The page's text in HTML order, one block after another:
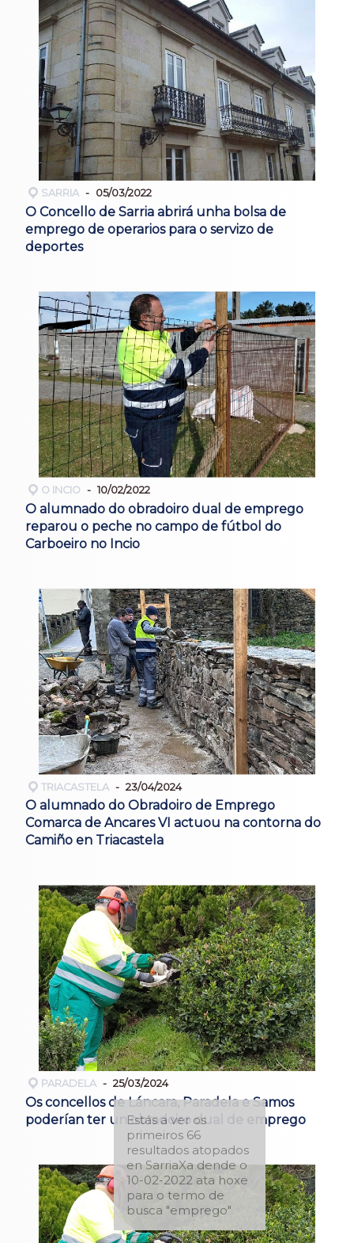
SARRIA 05/03/2022
O Concello de Sarria abrirá unha bolsa de
emprego de operarios para o servizo de
deportes
O INCIO 10/02/2022
O alumnado do obradoiro dual de emprego
reparou o peche no campo de fútbol do
Carboeiro no Incio
TRIACASTELA 23/04/2024
O alumnado do Obradoiro de Emprego
Comarca de Ancares VI actuou na contorna do
Camiño en Triacastela
PARADELA 25/03/2024
Os concellos de Láncara, Paradela e Samos
poderían ter un obradoiro dual de emprego
Estás a ver os
primeiros 66
resultados atopados
en SarriaXa dende o
10-02-2022 ata hoxe
para o termo de
busca "emprego"